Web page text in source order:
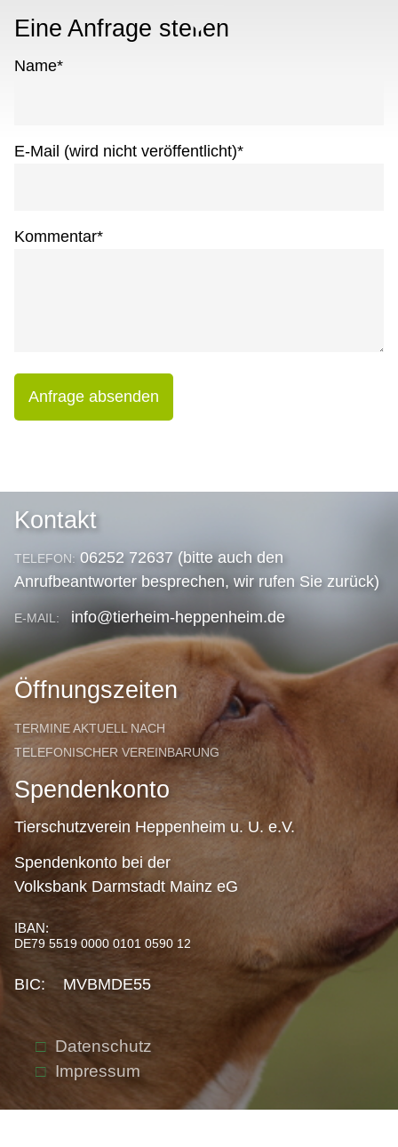
Eine Anfrage stellen
Name*
E-Mail (wird nicht veröffentlicht)*
Kommentar*
Anfrage absenden
Kontakt
TELEFON: 06252 72637 (bitte auch den
Anrufbeantworter besprechen, wir rufen Sie zurück)
E-MAIL: info@tierheim-heppenheim.de
Öffnungszeiten
TERMINE AKTUELL NACH
TELEFONISCHER VEREINBARUNG
Spendenkonto
Tierschutzverein Heppenheim u. U. e.V.
Spendenkonto bei der
Volksbank Darmstadt Mainz eG
IBAN:
DE79 5519 0000 0101 0590 12
BIC: MVBMDE55
Datenschutz
Impressum